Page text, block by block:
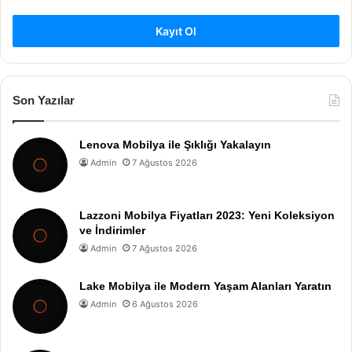
Kayıt Ol
Son Yazılar
Lenova Mobilya ile Şıklığı Yakalayın
Admin 7 Ağustos 2026
Lazzoni Mobilya Fiyatları 2023: Yeni Koleksiyon
ve İndirimler
Admin 7 Ağustos 2026
Lake Mobilya ile Modern Yaşam Alanları Yaratın
Admin 6 Ağustos 2026